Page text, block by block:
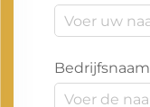
Bedrijfsnaam